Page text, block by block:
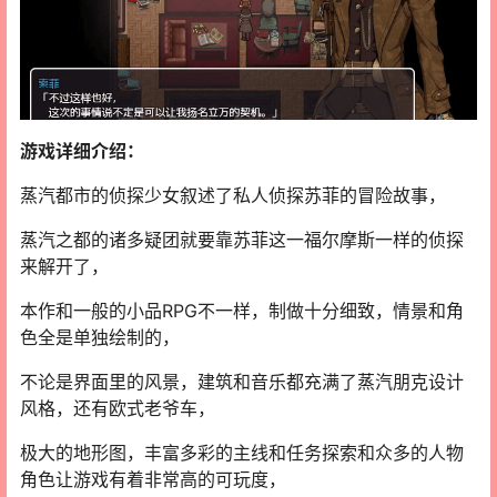
游戏详细介绍：
蒸汽都市的侦探少女叙述了私人侦探苏菲的冒险故事，
蒸汽之都的诸多疑团就要靠苏菲这一福尔摩斯一样的侦探
来解开了，
本作和一般的小品RPG不一样，制做十分细致，情景和角
色全是单独绘制的，
不论是界面里的风景，建筑和音乐都充满了蒸汽朋克设计
风格，还有欧式老爷车，
极大的地形图，丰富多彩的主线和任务探索和众多的人物
角色让游戏有着非常高的可玩度，